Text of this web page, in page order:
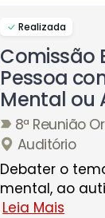
Realizada
Comissão
Pessoa
Mental ou
8ª Reunião
Auditório
Debater o
mental, ao
Leia Mais